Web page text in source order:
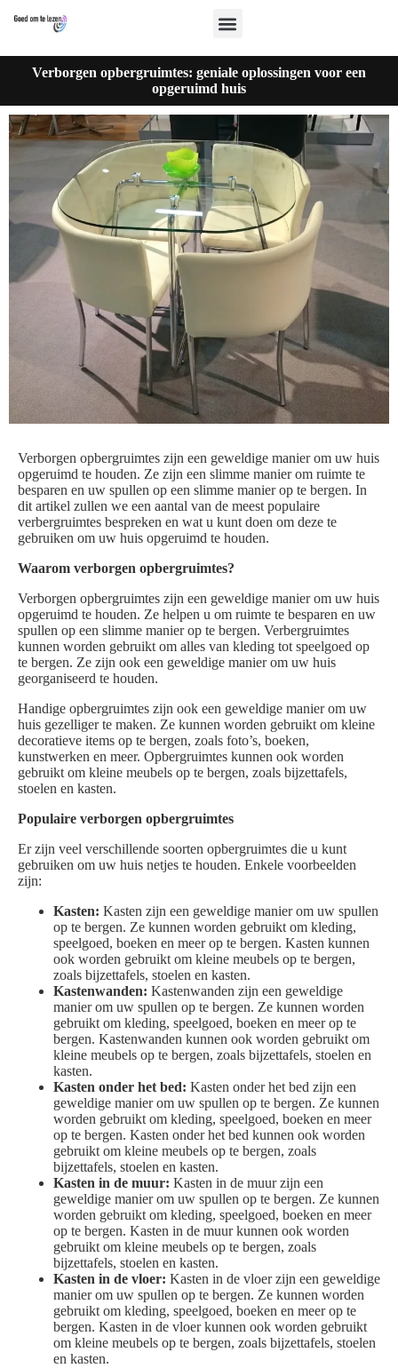
Verborgen opbergruimtes: geniale oplossingen voor een
opgeruimd huis
Verborgen opbergruimtes zijn een geweldige manier om uw huis
opgeruimd te houden. Ze zijn een slimme manier om ruimte te
besparen en uw spullen op een slimme manier op te bergen. In
dit artikel zullen we een aantal van de meest populaire
verbergruimtes bespreken en wat u kunt doen om deze te
gebruiken om uw huis opgeruimd te houden.
Waarom verborgen opbergruimtes?
Verborgen opbergruimtes zijn een geweldige manier om uw huis
opgeruimd te houden. Ze helpen u om ruimte te besparen en uw
spullen op een slimme manier op te bergen. Verbergruimtes
kunnen worden gebruikt om alles van kleding tot speelgoed op
te bergen. Ze zijn ook een geweldige manier om uw huis
georganiseerd te houden.
Handige opbergruimtes zijn ook een geweldige manier om uw
huis gezelliger te maken. Ze kunnen worden gebruikt om kleine
decoratieve items op te bergen, zoals foto’s, boeken,
kunstwerken en meer. Opbergruimtes kunnen ook worden
gebruikt om kleine meubels op te bergen, zoals bijzettafels,
stoelen en kasten.
Populaire verborgen opbergruimtes
Er zijn veel verschillende soorten opbergruimtes die u kunt
gebruiken om uw huis netjes te houden. Enkele voorbeelden
zijn:
Kasten: Kasten zijn een geweldige manier om uw spullen
op te bergen. Ze kunnen worden gebruikt om kleding,
speelgoed, boeken en meer op te bergen. Kasten kunnen
ook worden gebruikt om kleine meubels op te bergen,
zoals bijzettafels, stoelen en kasten.
Kastenwanden: Kastenwanden zijn een geweldige
manier om uw spullen op te bergen. Ze kunnen worden
gebruikt om kleding, speelgoed, boeken en meer op te
bergen. Kastenwanden kunnen ook worden gebruikt om
kleine meubels op te bergen, zoals bijzettafels, stoelen en
kasten.
Kasten onder het bed: Kasten onder het bed zijn een
geweldige manier om uw spullen op te bergen. Ze kunnen
worden gebruikt om kleding, speelgoed, boeken en meer
op te bergen. Kasten onder het bed kunnen ook worden
gebruikt om kleine meubels op te bergen, zoals
bijzettafels, stoelen en kasten.
Kasten in de muur: Kasten in de muur zijn een
geweldige manier om uw spullen op te bergen. Ze kunnen
worden gebruikt om kleding, speelgoed, boeken en meer
op te bergen. Kasten in de muur kunnen ook worden
gebruikt om kleine meubels op te bergen, zoals
bijzettafels, stoelen en kasten.
Kasten in de vloer: Kasten in de vloer zijn een geweldige
manier om uw spullen op te bergen. Ze kunnen worden
gebruikt om kleding, speelgoed, boeken en meer op te
bergen. Kasten in de vloer kunnen ook worden gebruikt
om kleine meubels op te bergen, zoals bijzettafels, stoelen
en kasten.